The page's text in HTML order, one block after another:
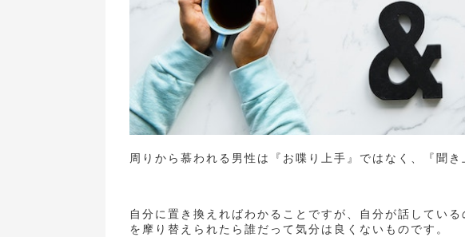
周りから慕われる男性は『お喋り上手』ではなく、『聞き
自分に置き換えればわかることですが、自分が話してい
を摩り替えられたら誰だって気分は良くないものです。